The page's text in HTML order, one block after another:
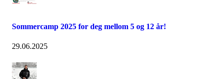
Sommercamp 2025 for deg mellom 5 og 12 år!
29.06.2025